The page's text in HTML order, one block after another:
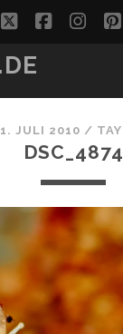
twitterfacebook
JULI 2010 /
DSC_4874